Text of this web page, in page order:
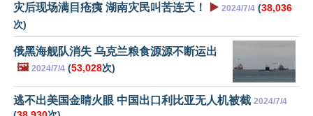
灾后现场满目疮痍 湖南灾民叫苦连天！ ▶️ 2024/7/4 (38,036
次)
俄黑海舰队消失 乌克兰粮食源源不断运出
🖼️ 2024/7/4 (53,028次)
逃不出美国金睛火眼 中国出口利比亚无人机被截 2024/7/4